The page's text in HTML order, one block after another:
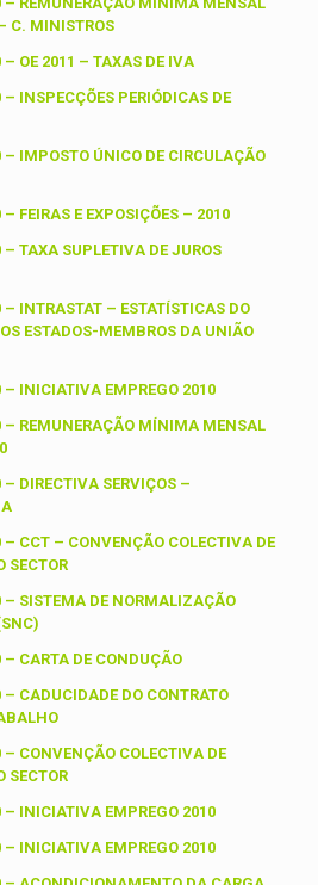
C. MINISTROS
OE 2011 – TAXAS DE IVA
INSPECÇÕES PERIÓDICAS DE
IMPOSTO ÚNICO DE CIRCULAÇÃO
FEIRAS E EXPOSIÇÕES – 2010
TAXA SUPLETIVA DE JUROS
INTRASTAT – ESTATÍSTICAS DO
ESTADOS-MEMBROS DA UNIÃO
– INICIATIVA EMPREGO 2010
– REMUNERAÇÃO MÍNIMA MENSAL
DIRECTIVA SERVIÇOS –
CCT – CONVENÇÃO COLECTIVA DE
SECTOR
– SISTEMA DE NORMALIZAÇÃO
CARTA DE CONDUÇÃO
CADUCIDADE DO CONTRATO
CONVENÇÃO COLECTIVA DE
SECTOR
– INICIATIVA EMPREGO 2010
– INICIATIVA EMPREGO 2010